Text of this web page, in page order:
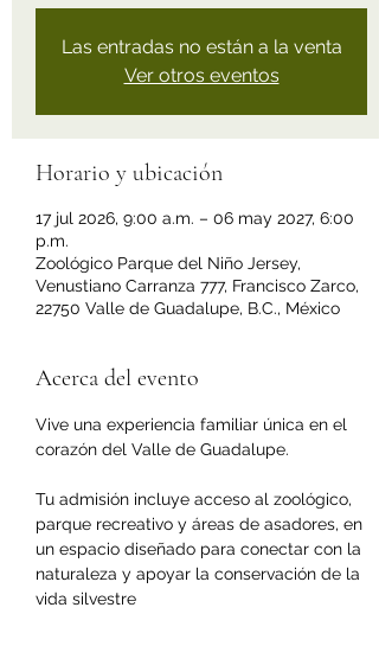
Las entradas no están a la venta
Ver otros eventos
Horario y ubicación
17 jul 2026, 9:00 a.m. – 06 may 2027, 6:00
p.m.
Zoológico Parque del Niño Jersey,
Venustiano Carranza 777, Francisco Zarco,
22750 Valle de Guadalupe, B.C., México
Acerca del evento
Vive una experiencia familiar única en el
corazón del Valle de Guadalupe.
Tu admisión incluye acceso al zoológico,
parque recreativo y áreas de asadores, en
un espacio diseñado para conectar con la
naturaleza y apoyar la conservación de la
vida silvestre